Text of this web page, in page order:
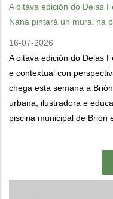
A oitava edición do Delas
Nana pintará un mural na
16-07-2026
A oitava edición do Delas
e contextual con
chega esta semana a
urbana, ilustradora e
piscina municipal de Brión